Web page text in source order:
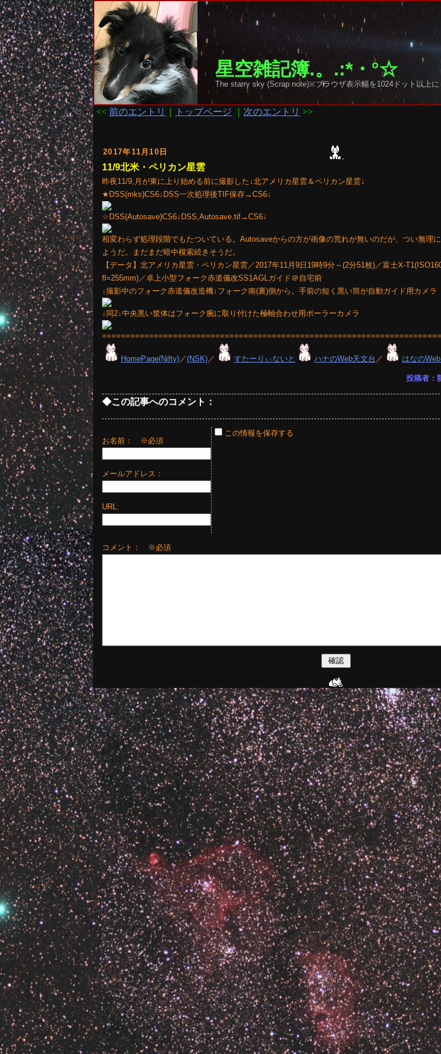
星空雑記簿.。.:*・°☆
The starry sky (Scrap note)※ブラウザ表示幅を1024ドット以上
<< 前のエントリ トップページ 次のエントリ >>
2017年11月10日
11/9北米・ペリカン星雲
昨夜11/9,月が東に上り始める前に撮影した↓北アメリカ星雲＆ペリカン星雲↓
★DSS(mks)CS6↓DSS一次処理後TIF保存→CS6↓
☆DSS(Autosave)CS6↓DSS,Autosave.tif→CS6↓
相変わらず処理段階でもたついている。Autosaveからの方が画像の荒れが無いのだが、つい無理
ようだ。まだまだ暗中模索続きそうだ。
【データ】北アメリカ星雲・ペリカン星雲／2017年11月9日19時9分～(2分51枚)／富士X-
fl=255mm)／卓上小型フォーク赤道儀改SS1AGLガイド＠自宅前
↓撮影中のフォーク赤道儀改造機↓フォーク南(裏)側から。手前の短く黒い筒が自動ガイド用カメラ
↓同2↓中央黒い筐体はフォーク腕に取り付けた極軸合わせ用ポーラーカメラ
HomePage(Nifty)／(NSK)／ すたーりぃないと ハナのWeb天文台 ／ はなの
投稿者：
◆この記事へのコメント：
お名前： ※必須
メールアドレス：
URL:
この情報を保存する
コメント： ※必須